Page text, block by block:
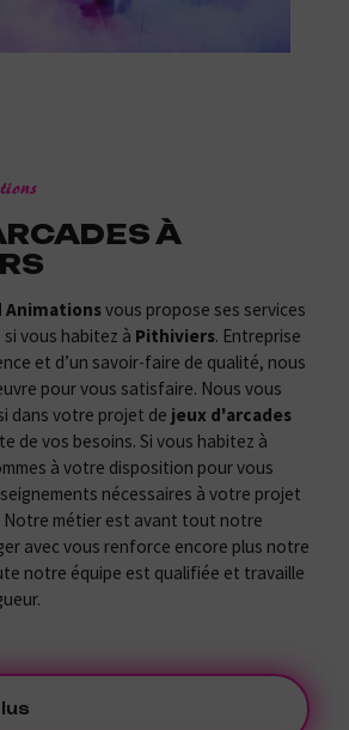
Animationsvous propose ses services
si vous habitez à Pithiviers. Entreprise
et d’un savoir-faire de qualité, nous
pour vous satisfaire. Nous vous
dans votre projet de jeux d'arcades
de vos besoins. Si vous habitez à
à votre disposition pour vous
nécessaires à votre projet
Notre métier est avant tout notre
avec vous renforce encore plus notre
notre équipe est qualifiée et travaille